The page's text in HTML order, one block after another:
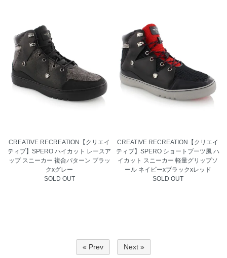
CREATIVE RECREATION【クリエイ
ティブ】SPERO ハイカット レースア
ップ スニーカー 複合パターン ブラッ
クxグレー
SOLD OUT
CREATIVE RECREATION【クリエイ
ティブ】SPERO ショートブーツ風 ハ
イカット スニーカー 軽量グリップソ
ール ネイビーxブラックxレッド
SOLD OUT
« Prev Next »